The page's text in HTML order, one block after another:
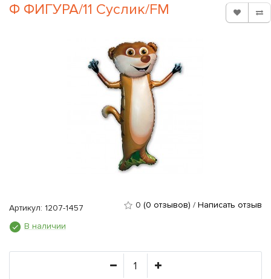
Ф ФИГУРА/11 Суслик/FM
Артикул: 1207-1457 0 (0 отзывов) / Написать отзыв
В наличии